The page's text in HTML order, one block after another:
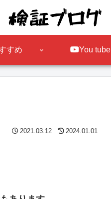
すめ You tube
2021.03.12 2024.01.01